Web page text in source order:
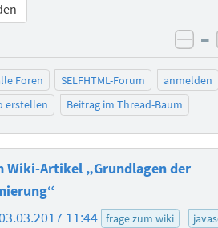
–
Foren SELFHTML-Forum
anmelden
erstellen
Beitrag im Thread-Baum
Wiki-Artikel „Grundlagen der
11:44 frage zum wiki